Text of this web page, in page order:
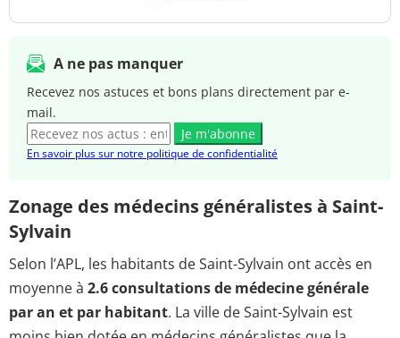
A ne pas manquer
Recevez nos astuces et bons plans directement par e-
mail.
Je m'abonne
En savoir plus sur notre politique de confidentialité
Zonage des médecins généralistes à Saint-
Sylvain
Selon l’APL, les habitants de Saint-Sylvain ont accès en
moyenne à 2.6 consultations de médecine générale
par an et par habitant. La ville de Saint-Sylvain est